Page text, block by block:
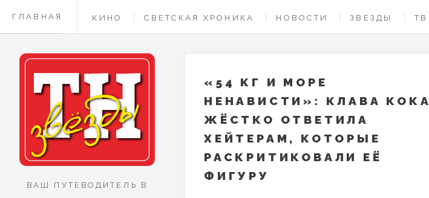
ГЛАВНАЯ КИНО СВЕТСКАЯ ХРОНИКА НОВОСТИ ЗВЕЗДЫ ТВ
КОНТАКТЫ
«54 КГ И МОРЕ
НЕНАВИСТИ»: КЛАВА КОКА
ЖЁСТКО ОТВЕТИЛА
ХЕЙТЕРАМ, КОТОРЫЕ
РАСКРИТИКОВАЛИ ЕЁ
ФИГУРУ
ВАШ ПУТЕВОДИТЕЛЬ В